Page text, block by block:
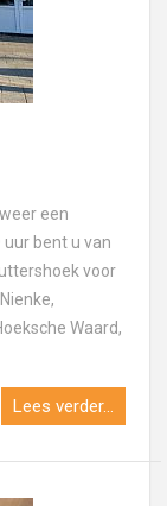
een
bent u van
voor
Waard,
Lees verder...